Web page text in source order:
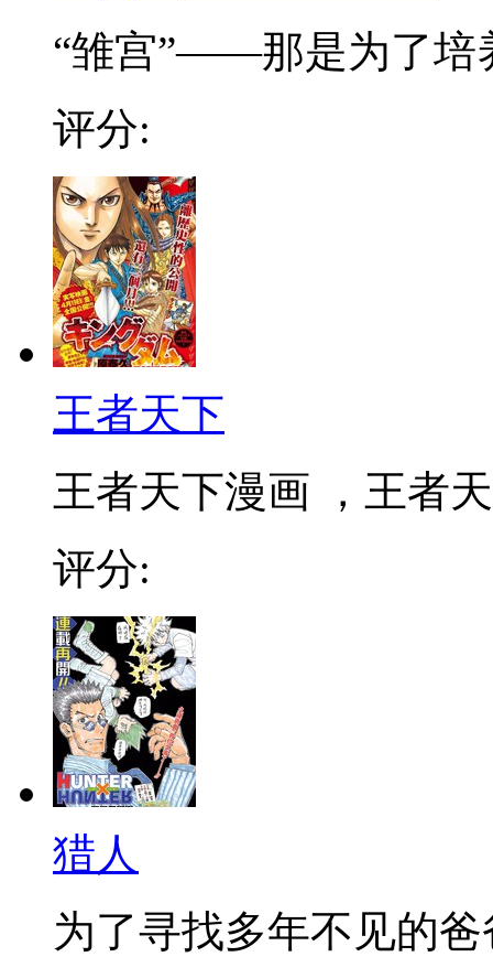
“雏宫”——那是为了培
评分:
王者天下
王者天下漫画 ，王者
评分:
猎人
为了寻找多年不见的爸